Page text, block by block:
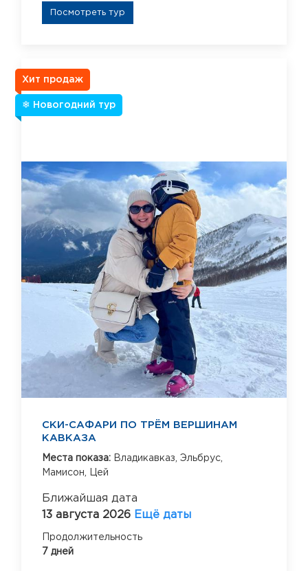
Посмотреть тур
Хит продаж
❄ Новогодний тур
СКИ-САФАРИ ПО ТРЁМ ВЕРШИНАМ
КАВКАЗА
Места показа: Владикавказ, Эльбрус,
Мамисон,
Цей
Ближайшая дата
13 августа 2026 Ещё даты
Продолжительность
7 дней